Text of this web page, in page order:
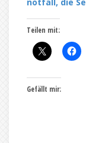
Teilen mit:
Gefällt mir: